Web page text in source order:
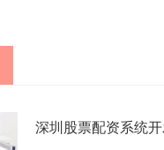
深圳股票配资系统